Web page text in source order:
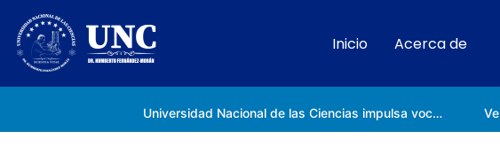
Inicio Acerca de
Universidad Nacional de las Ciencias impulsa vocaciones científicas en la Expoferia de Oportunidades de Estudio 2026